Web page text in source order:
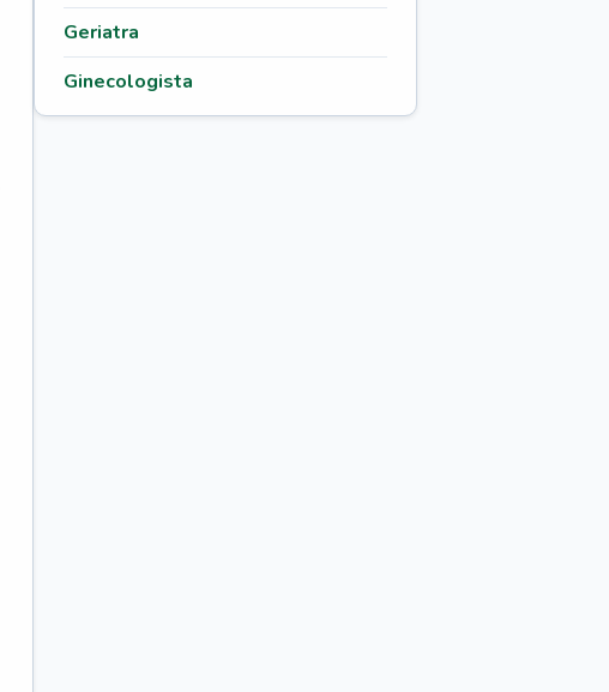
Geriatra
Ginecologista